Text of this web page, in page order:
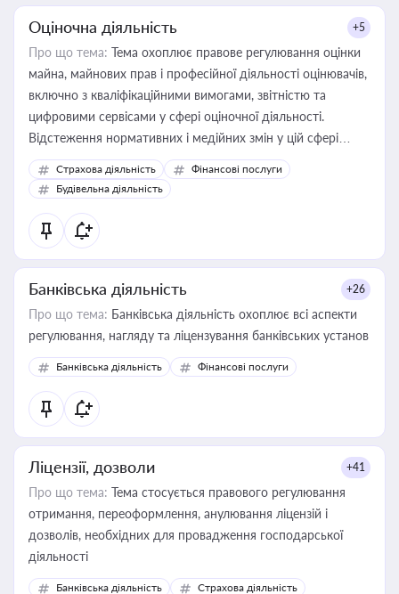
Оціночна діяльність +5
Про що тема: Тема охоплює правове регулювання оцінки
майна, майнових прав і професійної діяльності оцінювачів,
включно з кваліфікаційними вимогами, звітністю та
цифровими сервісами у сфері оціночної діяльності.
Відстеження нормативних і медійних змін у цій сфері
корисне для власника бізнесу, керівника, юриста або
бухгалтера під час оподаткування, приватизації, оренди
державного майна, корпоративних угод і перевірки
статусу суб'єктів оціночної діяльності
Страхова діяльність
Фінансові послуги
Будівельна діяльність
Банківська діяльність +26
Про що тема: Банківська діяльність охоплює всі аспекти
регулювання, нагляду та ліцензування банківських установ
Банківська діяльність Фінансові послуги
Ліцензії, дозволи +41
Про що тема: Тема стосується правового регулювання
отримання, переоформлення, анулювання ліцензій і
дозволів, необхідних для провадження господарської
діяльності
Банківська діяльність
Страхова діяльність